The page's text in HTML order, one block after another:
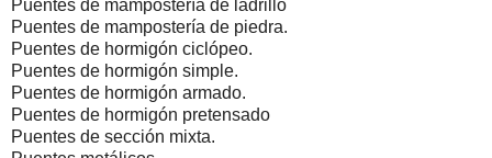
Puentes de mampostería de ladrillo
Puentes de mampostería de piedra.
Puentes de hormigón ciclópeo.
Puentes de hormigón simple.
Puentes de hormigón armado.
Puentes de hormigón pretensado
Puentes de sección mixta.